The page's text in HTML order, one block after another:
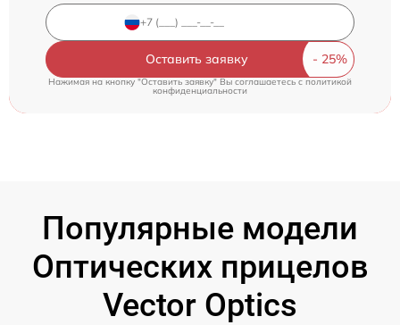
Оставить заявку
Нажимая на кнопку "Оставить заявку" Вы соглашаетесь cполитикой
конфиденциальности
Популярные модели
Оптических прицелов
Vector Optics